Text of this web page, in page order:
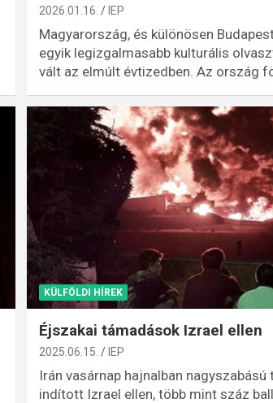
2026.01.16. IEP
Magyarország, és különösen
egyik legizgalmasabb kulturális
vált az elmúlt évtizedben. Az ország
KÜLFÖLDI HÍREK
Éjszakai támadások Izrael ellen
2025.06.15. IEP
Irán vasárnap hajnalban
indított Izrael ellen, több mint száz